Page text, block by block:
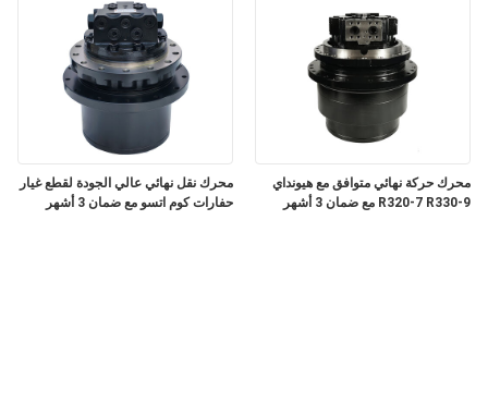
محرك نقل نهائي عالي الجودة لقطع غيار
حفارات كوم اتسو مع ضمان 3 أشهر
محرك حركة نهائي متوافق مع هيونداي
R320-7 R330-9 مع ضمان 3 أشهر